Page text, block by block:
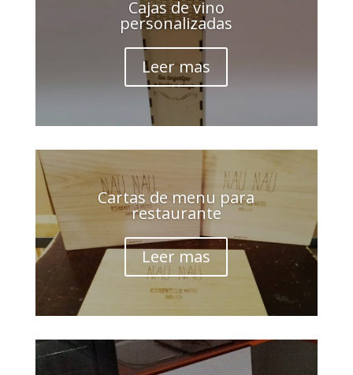
Cajas de vino
personalizadas
Leer mas
Cartas de menu para
restaurante
Leer mas